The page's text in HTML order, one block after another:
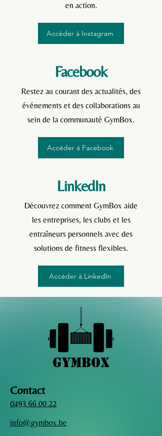
en action.
Accéder à Instagram
Facebook
Restez au courant des actualités, des
événements et des collaborations au
sein de la communauté GymBox.
Accéder à Facebook
LinkedIn
Découvrez comment GymBox aide
les entreprises, les clubs et les
entraîneurs personnels avec des
solutions de fitness flexibles.
Accéder à LinkedIn
Contact
0493 66 00 22
info@gymbox.be